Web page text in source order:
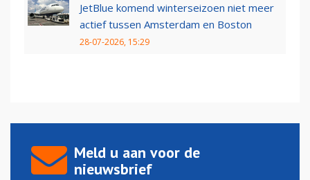
JetBlue komend winterseizoen niet meer
actief tussen Amsterdam en Boston
28-07-2026, 15:29
Meld u aan voor de
nieuwsbrief